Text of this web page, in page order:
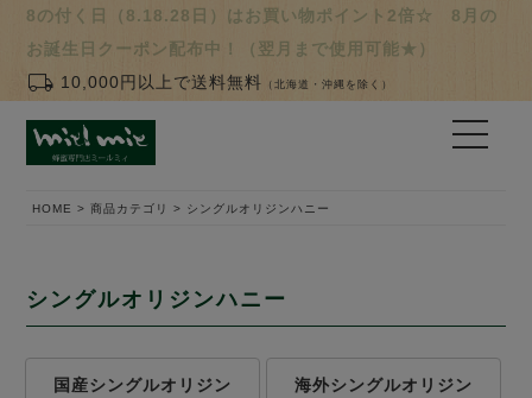
8の付く日（8.18.28日）はお買い物ポイント2倍☆ 8月の
お誕生日クーポン配布中！（翌月まで使用可能★）
local_shipping 10,000円以上で送料無料 （北海道・沖縄を除く）
HOME 商品カテゴリ シングルオリジンハニー
シングルオリジンハニー
国産シングルオリジン 海外シングルオリジン